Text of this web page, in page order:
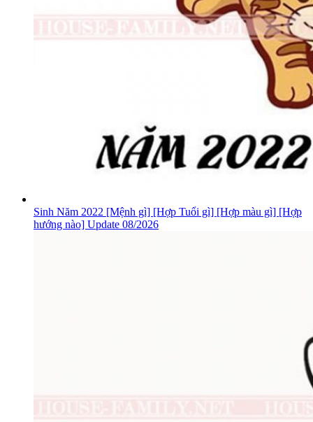
Sinh Năm 2022 [Mệnh gì] [Hợp Tuổi gì] [Hợp màu gì] [Hợp
hướng nào] Update 08/2026